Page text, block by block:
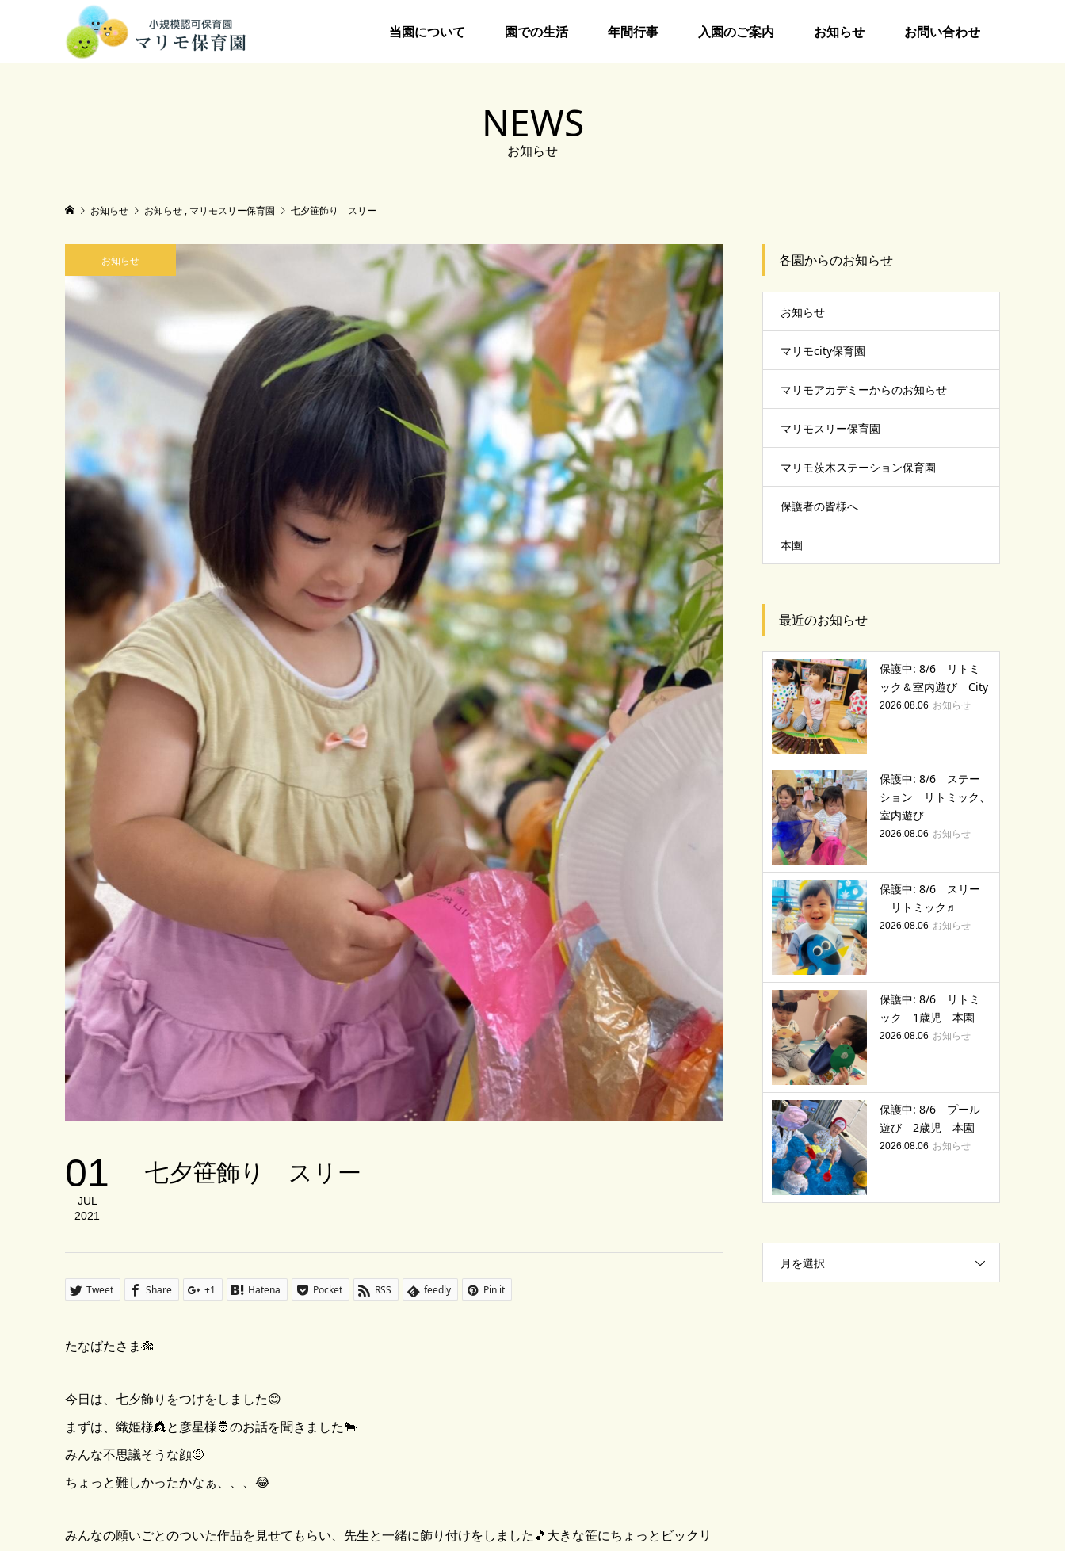
当園について 園での生活 年間行事 入園のご案内 お知らせ お問い合わせ
NEWS
お知らせ
お知らせ お知らせ , マリモスリー保育園 七夕笹飾り スリー
お知らせ
01
JUL
2021
七夕笹飾り スリー
Tweet Share +1 Hatena Pocket RSS feedly Pin it
たなばたさま🎋
今日は、七夕飾りをつけをしました😊
まずは、織姫様👸と彦星様🤴のお話を聞きました🐂
みんな不思議そうな顔🤨
ちょっと難しかったかなぁ、、、😂
みんなの願いごとのついた作品を見せてもらい、先生と一緒に飾り付けをしました🎵大きな笹にちょっとビックリ
各園からのお知らせ
お知らせ
マリモcity保育園
マリモアカデミーからのお知らせ
マリモスリー保育園
マリモ茨木ステーション保育園
保護者の皆様へ
本園
最近のお知らせ
保護中: 8/6 リトミ
ック＆室内遊び City
2026.08.06 お知らせ
保護中: 8/6 ステー
ション リトミック、
室内遊び
2026.08.06 お知らせ
保護中: 8/6 スリー
リトミック♬
2026.08.06 お知らせ
保護中: 8/6 リトミ
ック 1歳児 本園
2026.08.06 お知らせ
保護中: 8/6 プール
遊び 2歳児 本園
2026.08.06 お知らせ
月を選択